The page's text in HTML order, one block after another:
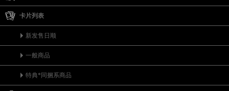
卡片列表
新发售日顺
一般商品
特典*同捆系商品